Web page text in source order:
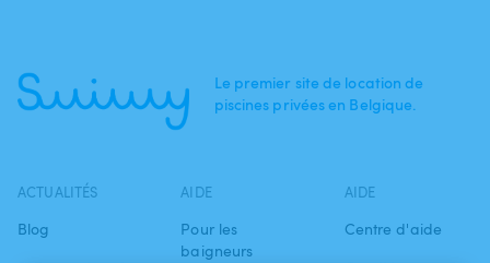
Le premier site de location de
piscines privées en Belgique.
ACTUALITÉS
Blog
AIDE
Pour les
baigneurs
AIDE
Centre d'aide